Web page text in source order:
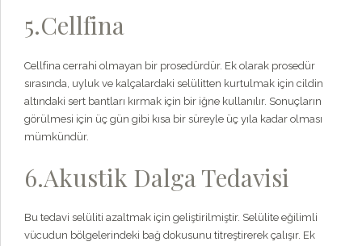
5.Cellfina
Cellfina cerrahi olmayan bir prosedürdür. Ek olarak prosedür
sırasında, uyluk ve kalçalardaki selülitten kurtulmak için cildin
altındaki sert bantları kırmak için bir iğne kullanılır. Sonuçların
görülmesi için üç gün gibi kısa bir süreyle üç yıla kadar olması
mümkündür.
6.Akustik Dalga Tedavisi
Bu tedavi selüliti azaltmak için geliştirilmiştir. Selülite eğilimli
vücudun bölgelerindeki bağ dokusunu titreştirerek çalışır. Ek